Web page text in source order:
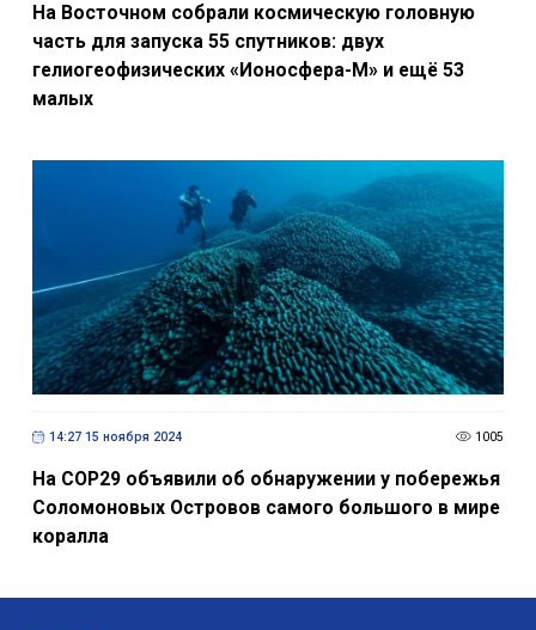
На Восточном собрали космическую головную
часть для запуска 55 спутников: двух
гелиогеофизических «Ионосфера-М» и ещё 53
малых
14:27 15 ноября 2024 1005
На COP29 объявили об обнаружении у побережья
Соломоновых Островов самого большого в мире
коралла